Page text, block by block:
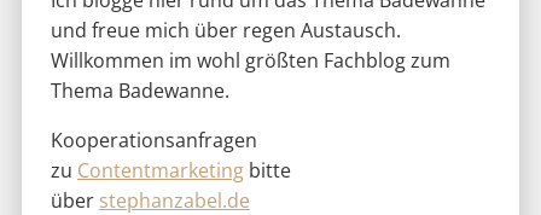
und freue mich über regen Austausch.
Willkommen im wohl größten Fachblog zum
Thema Badewanne.
Kooperationsanfragen
zu Contentmarketingbitte
über stephanzabel.de